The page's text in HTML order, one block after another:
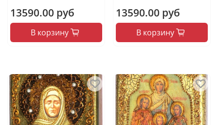
13590.00 руб
В корзину
13590.00 руб
В корзину